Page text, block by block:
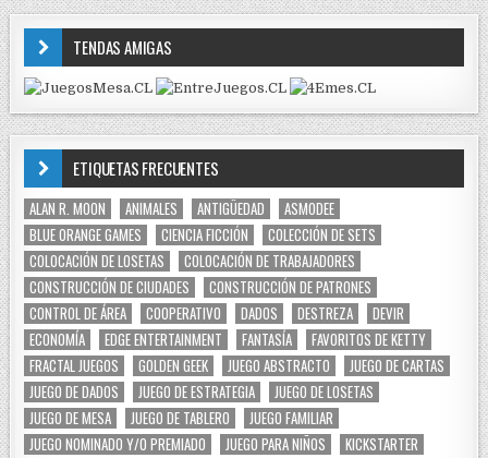
TENDAS AMIGAS
ETIQUETAS FRECUENTES
ALAN R. MOON ANIMALES ANTIGÜEDAD
ASMODEE
BLUE ORANGE GAMES
CIENCIA FICCIÓN
COLECCIÓN DE SETS
COLOCACIÓN DE LOSETAS
COLOCACIÓN DE TRABAJADORES
CONSTRUCCIÓN DE CIUDADES
CONSTRUCCIÓN DE PATRONES
CONTROL DE ÁREA
COOPERATIVO DADOS DESTREZA
DEVIR
ECONOMÍA
EDGE ENTERTAINMENT FANTASÍA
FAVORITOS DE KETTY
FRACTAL JUEGOS
GOLDEN GEEK JUEGO ABSTRACTO
JUEGO DE CARTAS
JUEGO DE DADOS
JUEGO DE ESTRATEGIA
JUEGO DE LOSETAS
JUEGO DE MESA
JUEGO DE TABLERO
JUEGO FAMILIAR
JUEGO NOMINADO Y/O PREMIADO
JUEGO PARA NIÑOS
KICKSTARTER